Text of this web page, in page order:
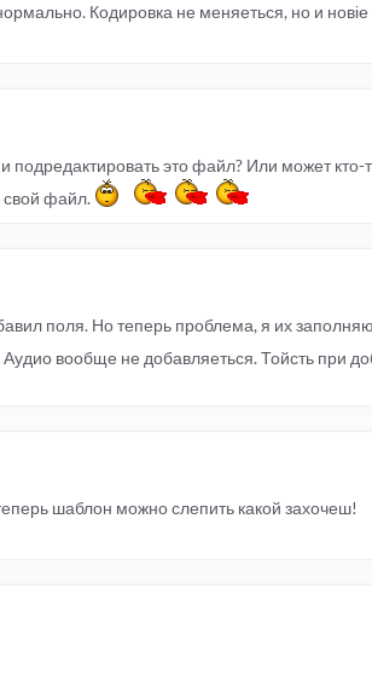
Кодировка не меняеться, но и
это файл? Или может кто-
файл.
поля. Но теперь проблема, я их
Аудио вообще не добавляеться. Тойсть при
шаблон можно слепить какой захочеш!